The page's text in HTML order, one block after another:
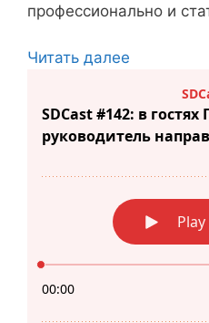
профессионально и
Читать далее